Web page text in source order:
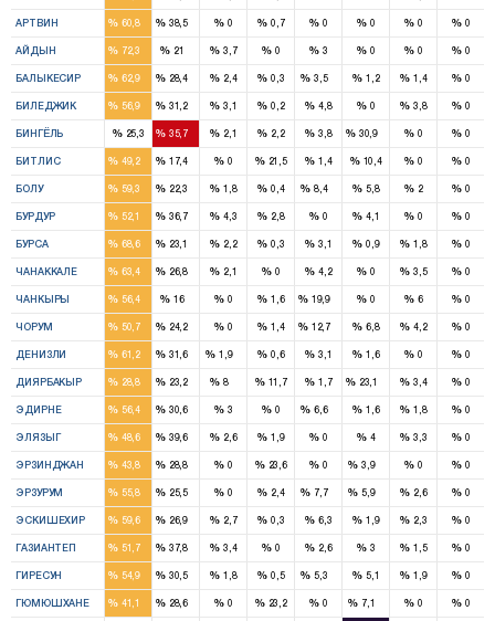
АРТВИН %60,8 %38,5 % 0 % 0,7 % 0 % 0 % 0 % 0
АЙДЫН %72,3 %21 % 3,7 % 0 % 3 % 0 % 0 % 0
БАЛЫКЕСИР %62,9 %28,4 % 2,4 % 0,3 % 3,5 % 1,2 % 1,4 % 0
БИЛЕДЖИК %56,9 %31,2 % 3,1 % 0,2 % 4,8 % 0 % 3,8 % 0
БИНГЁЛЬ %25,3 %35,7 % 2,1 % 2,2 % 3,8 %30,9 % 0 % 0
БИТЛИС %49,2 %17,4 % 0 %21,5 % 1,4 %10,4 % 0 % 0
БОЛУ %59,3 %22,3 % 1,8 % 0,4 % 8,4 % 5,8 % 2 % 0
БУРДУР %52,1 %36,7 % 4,3 % 2,8 % 0 % 4,1 % 0 % 0
БУРСА %68,6 %23,1 % 2,2 % 0,3 % 3,1 % 0,9 % 1,8 % 0
ЧАНАККАЛЕ %63,4 %26,8 % 2,1 % 0 % 4,2 % 0 % 3,5 % 0
ЧАНКЫРЫ %56,4 %16 % 0 % 1,6 %19,9 % 0 % 6 % 0
ЧОРУМ %50,7 %24,2 % 0 % 1,4 %12,7 % 6,8 % 4,2 % 0
ДЕНИЗЛИ %61,2 %31,6 % 1,9 % 0,6 % 3,1 % 1,6 % 0 % 0
ДИЯРБАКЫР %28,8 %23,2 % 8 %11,7 % 1,7 %23,1 % 3,4 % 0
ЭДИРНЕ %56,4 %30,6 % 3 % 0 % 6,6 % 1,6 % 1,8 % 0
ЭЛЯЗЫГ %48,6 %39,6 % 2,6 % 1,9 % 0 % 4 % 3,3 % 0
ЭРЗИНДЖАН %43,8 %28,8 % 0 %23,6 % 0 % 3,9 % 0 % 0
ЭРЗУРУМ %55,8 %25,5 % 0 % 2,4 % 7,7 % 5,9 % 2,6 % 0
ЭСКИШЕХИР %59,6 %26,9 % 2,7 % 0,3 % 6,3 % 1,9 % 2,3 % 0
ГАЗИАНТЕП %51,7 %37,8 % 3,4 % 0 % 2,6 % 3 % 1,5 % 0
ГИРЕСУН %54,9 %30,5 % 1,8 % 0,5 % 5,3 % 5,1 % 1,9 % 0
ГЮМЮШХАНЕ %41,1 %28,6 % 0 %23,2 % 0 % 7,1 % 0 % 0